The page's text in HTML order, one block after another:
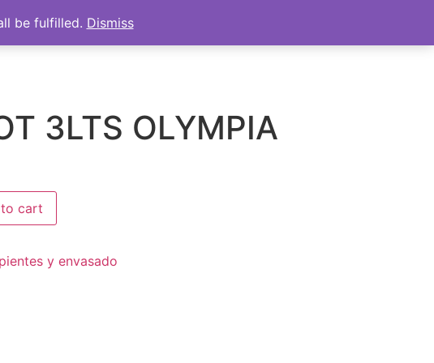
3LTS OLYMPIA
cart
y envasado
be fulfilled. Dismiss